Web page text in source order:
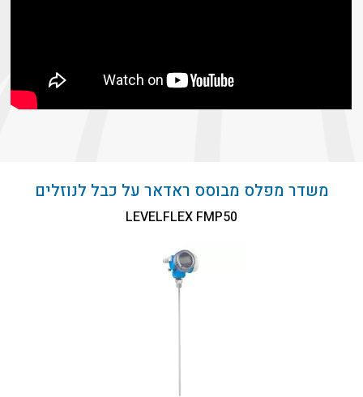
משדר מפלס מבוסס ראדאר על כבל לנוזלים
LEVELFLEX FMP50